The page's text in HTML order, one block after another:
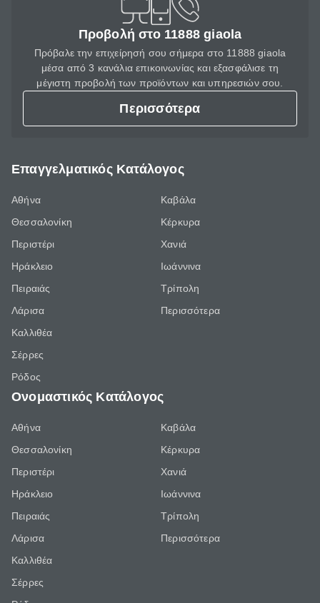
Προβολή στο 11888 giaola
Πρόβαλε την επιχείρησή σου σήμερα στο 11888 giaola
μέσα από 3 κανάλια επικοινωνίας και εξασφάλισε τη
μέγιστη προβολή των προϊόντων και υπηρεσιών σου.
Περισσότερα
Επαγγελματικός Κατάλογος
Αθήνα
Θεσσαλονίκη
Περιστέρι
Ηράκλειο
Πειραιάς
Λάρισα
Καλλιθέα
Σέρρες
Ρόδος
Καβάλα
Κέρκυρα
Χανιά
Ιωάννινα
Τρίπολη
Περισσότερα
Ονομαστικός Κατάλογος
Αθήνα
Θεσσαλονίκη
Περιστέρι
Ηράκλειο
Πειραιάς
Λάρισα
Καλλιθέα
Σέρρες
Καβάλα
Κέρκυρα
Χανιά
Ιωάννινα
Τρίπολη
Περισσότερα